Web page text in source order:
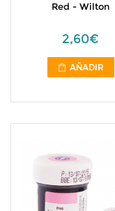
Red - Wilton
2,60€
AÑADIR